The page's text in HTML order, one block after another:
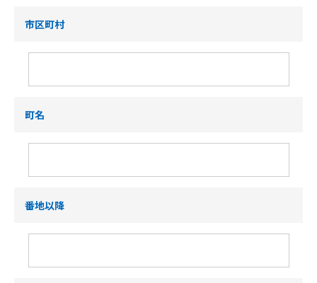
市区町村
町名
番地以降